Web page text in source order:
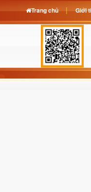
Trang chủ Giới